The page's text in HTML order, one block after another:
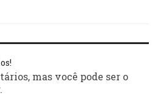
mas você pode ser o